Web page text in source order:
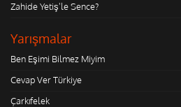
Zahide Yetiş'le Sence?
Yarışmalar
Ben Eşimi Bilmez Miyim
Cevap Ver Türkiye
Çarkıfelek